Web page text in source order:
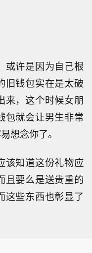
或许是因为自己根
旧钱包实在是太破
来，这个时候女朋
包就会让男生非常
想念你了。
该知道这份礼物应
且要么是送贵重的
这些东西也彰显了